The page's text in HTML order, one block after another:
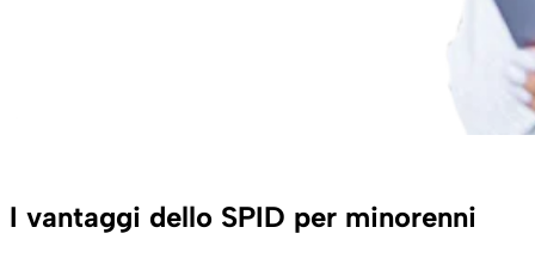
I vantaggi dello SPID per minorenni